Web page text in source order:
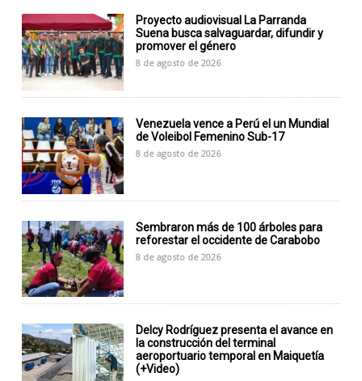
Proyecto audiovisual La Parranda
Suena busca salvaguardar, difundir y
promover el género
8 de agosto de 2026
Venezuela vence a Perú el un Mundial
de Voleibol Femenino Sub-17
8 de agosto de 2026
Sembraron más de 100 árboles para
reforestar el occidente de Carabobo
8 de agosto de 2026
Delcy Rodríguez presenta el avance en
la construcción del terminal
aeroportuario temporal en Maiquetía
(+Video)